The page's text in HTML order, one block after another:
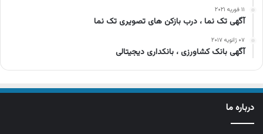
۱۱ فوریه ۲۰۲۱
آگهی تک نما ، درب بازکن های تصویری تک نما
۰۷ ژانویه ۲۰۱۷
آگهی بانک کشاورزی ، بانکداری دیجیتالی
درباره ما